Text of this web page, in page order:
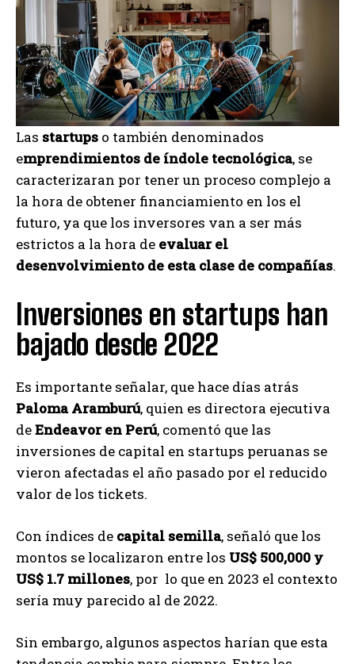
Las startups o también denominados
emprendimientos de índole tecnológica, se
caracterizaran por tener un proceso complejo a
la hora de obtener financiamiento en los el
futuro, ya que los inversores van a ser más
estrictos a la hora de evaluar el
desenvolvimiento de esta clase de compañías.
Inversiones en startups han
bajado desde 2022
Es importante señalar, que hace días atrás
Paloma Aramburú, quien es directora ejecutiva
deEndeavor en Perú, comentó que las
inversiones de capital en startups peruanas se
vieron afectadas el año pasado por el reducido
valor de los tickets.
Con índices de capital semilla, señaló que los
montos se localizaron entre los US$ 500,000 y
US$ 1.7 millones, por lo que en 2023 el contexto
sería muy parecido al de 2022.
Sin embargo, algunos aspectos harían que esta